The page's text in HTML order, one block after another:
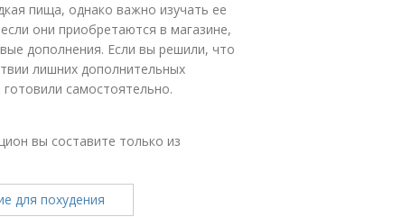
пища, однако важно изучать ее
они приобретаются в магазине,
дополнения. Если вы решили, что
лишних дополнительных
самостоятельно.
вы составите только из